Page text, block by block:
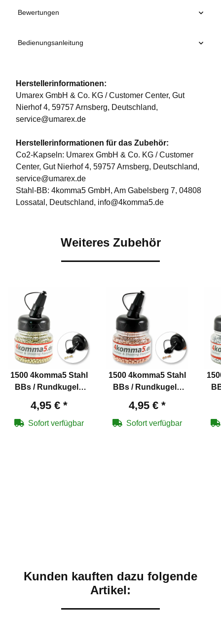
Bewertungen
Bedienungsanleitung
Herstellerinformationen:
Umarex GmbH & Co. KG / Customer Center, Gut
Nierhof 4, 59757 Arnsberg, Deutschland,
service@umarex.de
Herstellerinformationen für das Zubehör:
Co2-Kapseln: Umarex GmbH & Co. KG / Customer
Center, Gut Nierhof 4, 59757 Arnsberg, Deutschland,
service@umarex.de
Stahl-BB: 4komma5 GmbH, Am Gabelsberg 7, 04808
Lossatal, Deutschland, info@4komma5.de
Weiteres Zubehör
1500 4komma5 Stahl
BBs / Rundkugeln
Messing überzogen
für Co2-Waffen
4,95 € *
Sofort verfügbar
1500 4komma5 Stahl
BBs / Rundkugeln
verkupfert für Co2-
Waffen
4,95 € *
Sofort verfügbar
Kunden kauften dazu folgende
Artikel: